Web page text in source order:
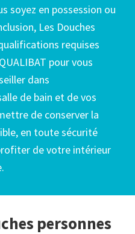
soyez en possession ou
Les Douches
requises
pour vous
dans
de bain et de vos
de conserver la
en toute sécurité
de votre intérieur
personnes